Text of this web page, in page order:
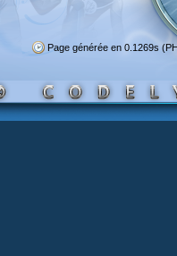
Page générée en 0.1269s